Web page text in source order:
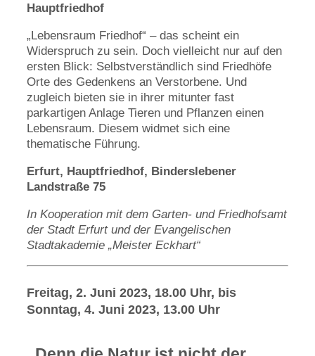
Hauptfriedhof
„Lebensraum Friedhof“ – das scheint ein
Widerspruch zu sein. Doch vielleicht nur auf den
ersten Blick: Selbstverständlich sind Friedhöfe
Orte des Gedenkens an Verstorbene. Und
zugleich bieten sie in ihrer mitunter fast
parkartigen Anlage Tieren und Pflanzen einen
Lebensraum. Diesem widmet sich eine
thematische Führung.
Erfurt, Hauptfriedhof, Binderslebener
Landstraße 75
In Kooperation mit dem Garten- und Friedhofsamt
der Stadt Erfurt und der Evangelischen
Stadtakademie „Meister Eckhart“
Freitag, 2. Juni 2023, 18.00 Uhr, bis
Sonntag, 4. Juni 2023, 13.00 Uhr